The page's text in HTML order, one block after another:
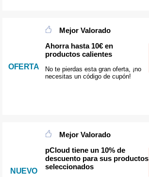
OFERTA
Mejor Valorado
Ahorra hasta 10€ en
productos calientes
No te pierdas esta gran oferta, ¡no
necesitas un código de cupón!
NUEVO
Mejor Valorado
pCloud tiene un 10% de
descuento para sus productos
seleccionados